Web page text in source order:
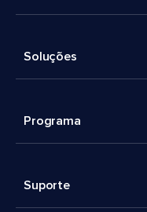
Soluções
Programa
Suporte